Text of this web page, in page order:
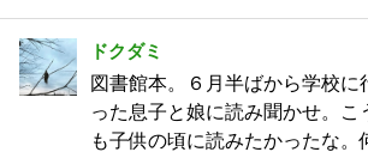
ドクダミ
図書館本。６月半ばから学校に
った息子と娘に読み聞かせ。こ
も子供の頃に読みたかったな。